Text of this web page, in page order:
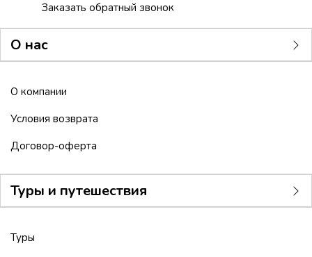
Заказать обратный звонок
О нас
О компании
Условия возврата
Договор-оферта
Туры и путешествия
Туры